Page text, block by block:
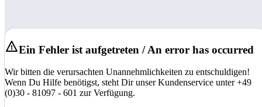
Ein Fehler ist aufgetreten / An error has occurred
Wir bitten die verursachten Unannehmlichkeiten zu entschuldigen!
Wenn Du Hilfe benötigst, steht Dir unser Kundenservice unter +49
(0)30 - 81097 - 601 zur Verfügung.